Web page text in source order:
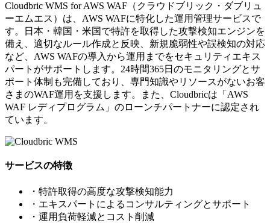
Cloudbric WMS for AWS WAF（クラウドブリック・ダブリュ
ーエムエス）は、AWS WAFに特化した運用管理サービスで
す。日本・韓国・米国で特許を取得した攻撃検知エンジンを
備え、適切なルール作成と反映、新規脆弱性や誤検知の対応
など、AWS WAFの導入から運用までをセキュリティエキス
パートがサポートします。24時間365日のモニタリングとサ
ポート体制も完備しており、専門知識やリソースがないお客
さまのWAF運用を支援します。また、Cloudbricは「AWS
WAF レディプログラム」のローンチパートナーに認定され
ています。
サービスの特徴
・特許取得の高度な攻撃検知能力
・エキスパートによるコンサルティングとサポート
・運用負荷軽減とコスト削減